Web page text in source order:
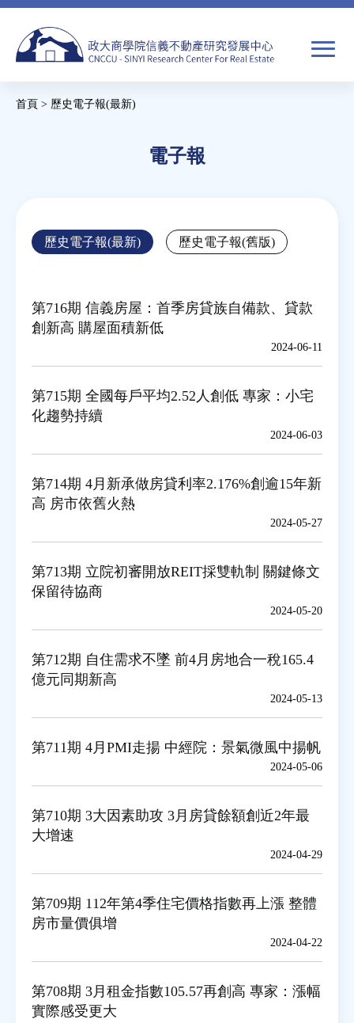
Jump
navigation
搜
房市分析
房地產年鑑
相關連結
訂閱電子報
首頁 > 歷史電子報(最新)
電子報
Back
to
歷史電子報(最新) 歷史電子報(舊版)
第716期 信義房屋：首季房貸族自備款、貸款
創新高 購屋面積新低
2024-06-11
第715期 全國每戶平均2.52人創低 專家：小宅
化趨勢持續
2024-06-03
第714期 4月新承做房貸利率2.176%創逾15年新
高 房市依舊火熱
2024-05-27
第713期 立院初審開放REIT採雙軌制 關鍵條文
保留待協商
2024-05-20
第712期 自住需求不墜 前4月房地合一稅165.4
億元同期新高
2024-05-13
第711期 4月PMI走揚 中經院：景氣微風中揚帆
2024-05-06
第710期 3大因素助攻 3月房貸餘額創近2年最
大增速
2024-04-29
第709期 112年第4季住宅價格指數再上漲 整體
房市量價俱增
2024-04-22
第708期 3月租金指數105.57再創高 專家：漲幅
實際感受更大